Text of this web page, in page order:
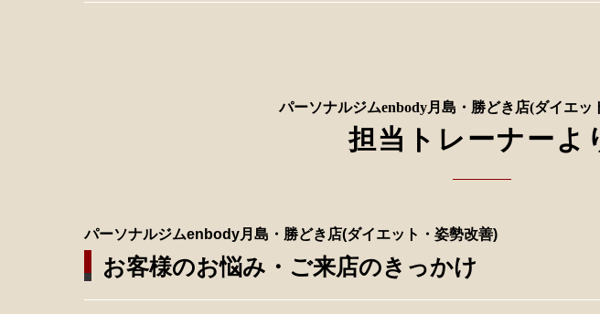
パーソナルジムenbody月島・勝どき店(ダイエッ
担当トレーナーよ
パーソナルジムenbody月島・勝どき店(ダイエット・姿勢改善)
お客様のお悩み・ご来店のきっかけ